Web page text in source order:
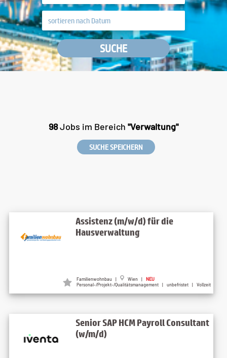
SUCHE
98Jobs im Bereich "Verwaltung"
SUCHE SPEICHERN
Assistenz (m/w/d) für die
Hausverwaltung
Familienwohnbau | Wien | NEU
Personal-/Projekt-/Qualitätsmanagement | unbefristet | Vollzeit
Senior SAP HCM Payroll Consultant
(w/m/d)